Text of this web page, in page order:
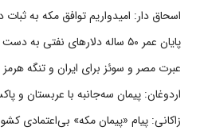
اسحاق دار: امیدواریم توافق مکه به
پایان عمر ۵۰ ساله دلارهای نفتی به دست ایران
عبرت مصر و سوئز برای ایران و تنگه هرمز
اردوغان: پیمان سه‌جانبه با عربستان و
زاکانی: پیام «پیمان مکه» بی‌اعتمادی